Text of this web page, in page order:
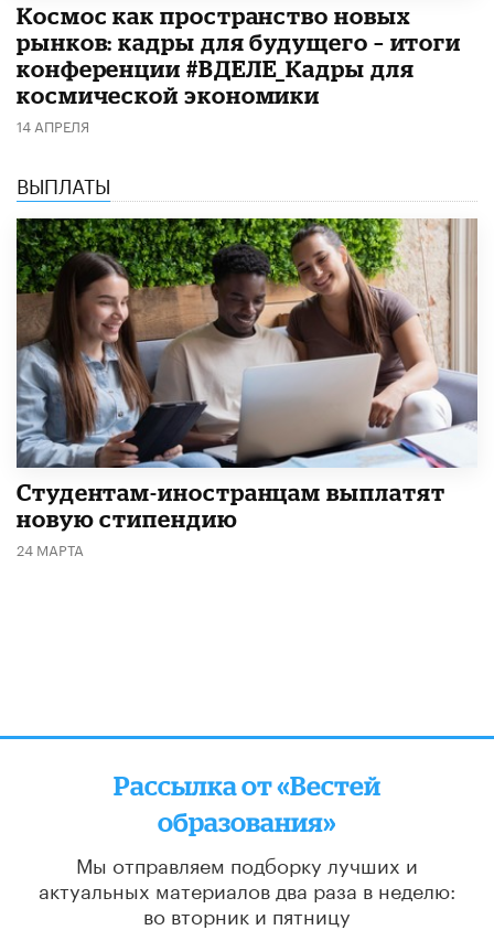
Космос как пространство новых
рынков: кадры для будущего – итоги
конференции #ВДЕЛЕ_Кадры для
космической экономики
14 АПРЕЛЯ
ВЫПЛАТЫ
Студентам-иностранцам выплатят
новую стипендию
24 МАРТА
Рассылка от «Вестей
образования»
Мы отправляем подборку лучших и
актуальных материалов два раза в неделю:
во вторник и пятницу